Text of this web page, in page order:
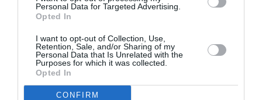
Personal Data for Targeted Advertising.
Opted In
I want to opt-out of Collection, Use,
Retention, Sale, and/or Sharing of my
Personal Data that Is Unrelated with the
Purposes for which it was collected.
Opted In
CONFIRM
Δείτε όλα τατελευταία νέα
για την Τέχνη και τον
Νέοι Διαγωνισμοί❯
Tags